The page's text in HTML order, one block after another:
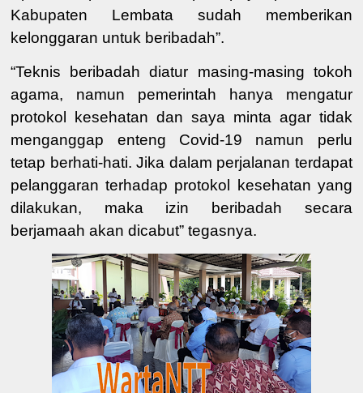
Kabupaten Lembata sudah memberikan
kelonggaran untuk beribadah”.
“Teknis beribadah diatur masing-masing tokoh
agama, namun pemerintah hanya mengatur
protokol kesehatandan saya minta agar tidak
menganggap enteng Covid-19 namun perlu
tetap berhati-hati. Jika dalam perjalanan terdapat
pelanggaranterhadap protokol kesehatan yang
dilakukan, maka izin beribadah secara
berjamaah akan dicabut” tegasnya.